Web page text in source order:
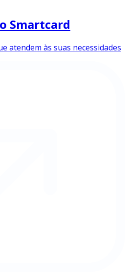
Smartcard
atendem às suas necessidades